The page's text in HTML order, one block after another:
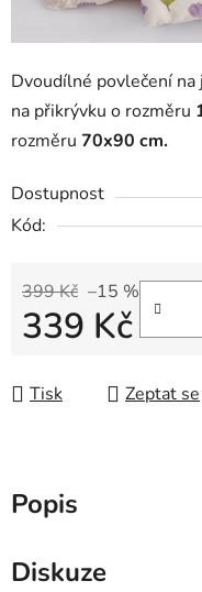
Dvoudílné povlečení
na přikrývku o rozměru
rozměru 70x90 cm.
Dostupnost
Kód:
399 Kč –15 %
339 Kč
Tisk Zeptat se
Popis
Diskuze